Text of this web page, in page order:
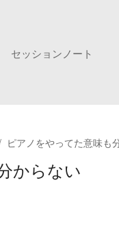
セッションノート
ピアノをやってた意味も
からない